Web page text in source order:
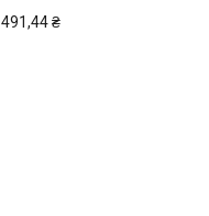
491,44 ₴